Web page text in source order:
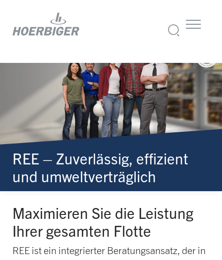
REE – Zuverlässig, effizient
und umweltverträglich
Maximieren Sie die Leistung
Ihrer gesamten Flotte
REE ist ein integrierter Beratungsansatz, der in